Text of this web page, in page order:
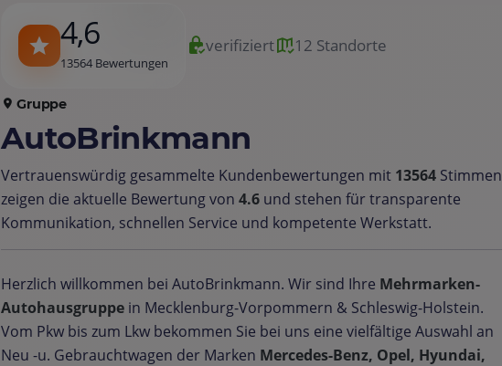
4,6
13564 Bewertungen
verifiziert 12 Standorte
Gruppe
AutoBrinkmann
Vertrauenswürdig gesammelte Kundenbewertungen mit 13564 Stimmen
zeigen die aktuelle Bewertung von 4.6 und stehen für transparente
Kommunikation, schnellen Service und kompetente Werkstatt.
Herzlich willkommen bei AutoBrinkmann. Wir sind Ihre Mehrmarken-
Autohausgruppe in Mecklenburg-Vorpommern & Schleswig-Holstein.
Vom Pkw bis zum Lkw bekommen Sie bei uns eine vielfältige Auswahl an
Neu -u. Gebrauchtwagen der Marken Mercedes-Benz, Opel, Hyundai,